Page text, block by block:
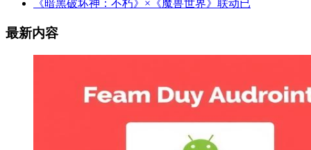
《暗黑破坏神：不朽》×《魔兽世界》联动已
最新内容